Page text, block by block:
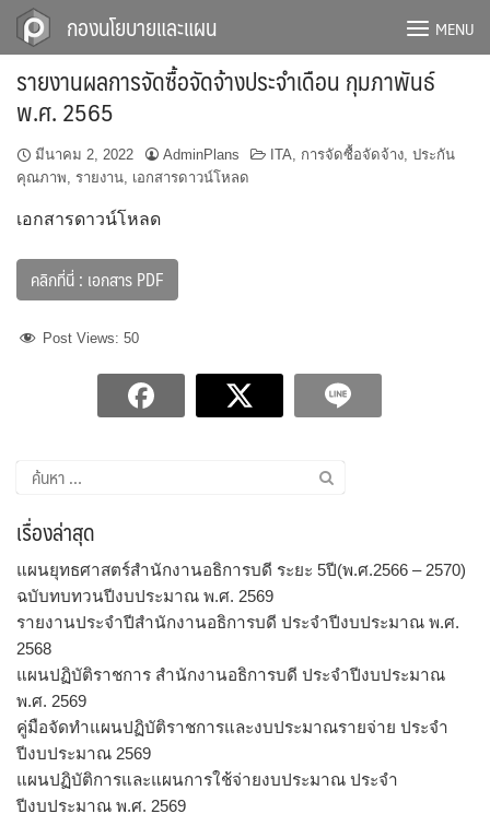
Skip
กองนโยบายและแผน MENU
รายงานผลการจัดซื้อจัดจ้างประจำเดือน กุมภาพันธ์
พ.ศ. 2565
มีนาคม 2, 2022 AdminPlans ITA, การจัดซื้อจัดจ้าง, ประกัน
คุณภาพ, รายงาน, เอกสารดาวน์โหลด
เอกสารดาวน์โหลด
คลิกที่นี่ : เอกสาร PDF
Post Views: 50
ค้นหา
สำหรับ:
เรื่องล่าสุด
แผนยุทธศาสตร์สำนักงานอธิการบดี ระยะ 5ปี(พ.ศ.2566 – 2570)
ฉบับทบทวนปีงบประมาณ พ.ศ. 2569
รายงานประจำปีสำนักงานอธิการบดี ประจำปีงบประมาณ พ.ศ.
2568
แผนปฏิบัติราชการ สำนักงานอธิการบดี ประจำปีงบประมาณ
พ.ศ. 2569
คู่มือจัดทำแผนปฏิบัติราชการและงบประมาณรายจ่าย ประจำ
ปีงบประมาณ 2569
แผนปฏิบัติการและแผนการใช้จ่ายงบประมาณ ประจำ
ปีงบประมาณ พ.ศ. 2569